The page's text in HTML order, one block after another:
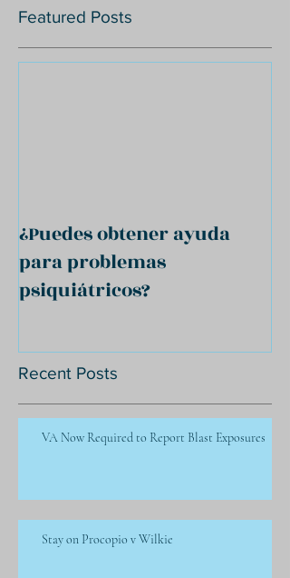
Featured Posts
¿Puedes obtener ayuda
para problemas
psiquiátricos?
Recent Posts
VA Now Required to Report Blast Exposures
Stay on Procopio v Wilkie